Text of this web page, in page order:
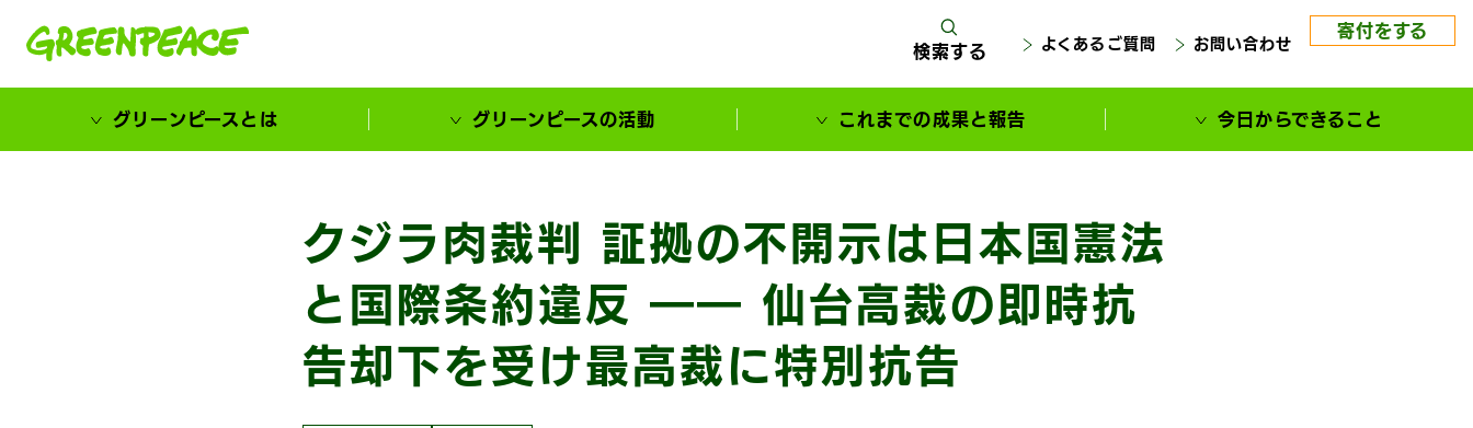
検索する よくあるご質問 お問い合わせ
寄付をする
グリーンピースとは グリーンピースの活動 これまでの成果と報告 今日からできること
クジラ肉裁判 証拠の不開示は日本国憲法
と国際条約違反 ―― 仙台高裁の即時抗
告却下を受け最高裁に特別抗告